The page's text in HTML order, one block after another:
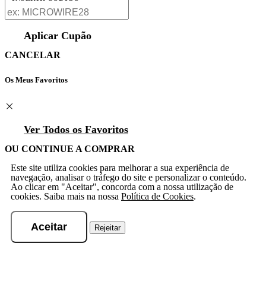
Aplicar Cupão
CANCELAR
Os Meus Favoritos
Ver Todos os Favoritos
OU CONTINUE A COMPRAR
Este site utiliza cookies para melhorar a sua experiência de
navegação, analisar o tráfego do site e personalizar o conteúdo.
Ao clicar em "Aceitar", concorda com a nossa utilização de
cookies. Saiba mais na nossa Política de Cookies.
Aceitar Rejeitar